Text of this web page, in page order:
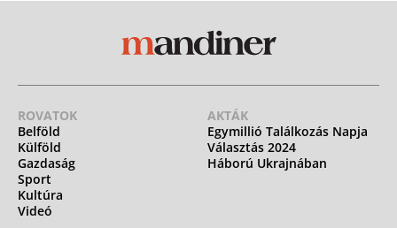
ROVATOK
Belföld
Külföld
Gazdaság
Sport
Kultúra
Videó
AKTÁK
Egymillió Találkozás Napja
Választás 2024
Háború Ukrajnában